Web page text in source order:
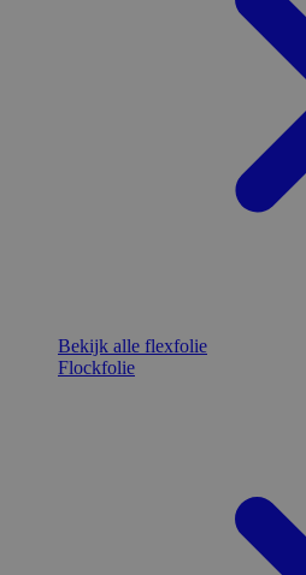
Bekijk alle flexfolie
Flockfolie